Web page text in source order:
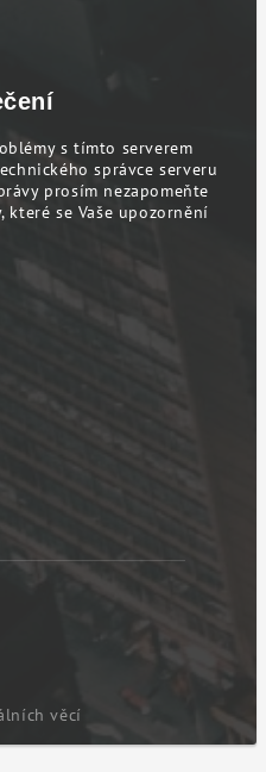
s tímto serverem
správce serveru
prosím nezapomeňte
které se Vaše upozornění
věcí